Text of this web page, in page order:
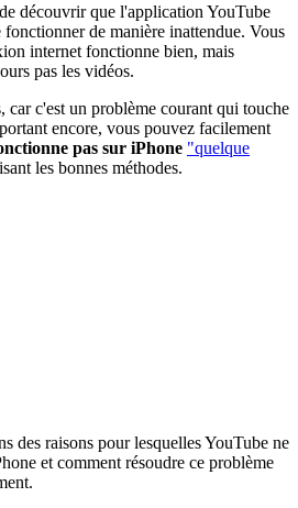
découvrir que l'application YouTube
fonctionner de manière inattendue. Vous
internet fonctionne bien, mais
pas les vidéos.
car c'est un problème courant qui touche
encore, vous pouvez facilement
pas sur iPhone "quelque
les bonnes méthodes.
des raisons pour lesquelles YouTube ne
et comment résoudre ce problème